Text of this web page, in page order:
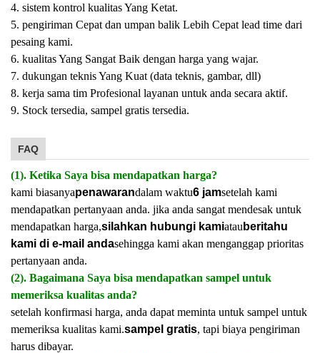
4. sistem kontrol kualitas Yang Ketat.
5. pengiriman Cepat dan umpan balik Lebih Cepat lead time dari
pesaing kami.
6. kualitas Yang Sangat Baik dengan harga yang wajar.
7. dukungan teknis Yang Kuat (data teknis, gambar, dll)
8. kerja sama tim Profesional layanan untuk anda secara aktif.
9. Stock tersedia, sampel gratis tersedia.
FAQ
(1). Ketika Saya bisa mendapatkan harga?
kami biasanyapenawarandalam waktu6 jamsetelah kami
mendapatkan pertanyaan anda. jika anda sangat mendesak untuk
mendapatkan harga,silahkan hubungi kamiatau beritahu
kami di e-mail andasehingga kami akan menganggap prioritas
pertanyaan anda.
(2). Bagaimana Saya bisa mendapatkan sampel untuk
memeriksa kualitas anda?
setelah konfirmasi harga, anda dapat meminta untuk sampel untuk
memeriksa kualitas kami.sampel gratis, tapi biaya pengiriman
harus dibayar.